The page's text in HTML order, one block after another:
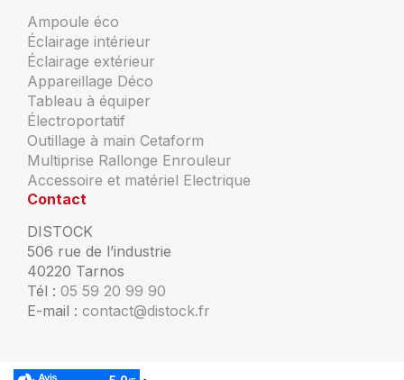
Ampoule éco
Éclairage intérieur
Éclairage extérieur
Appareillage Déco
Tableau à équiper
Électroportatif
Outillage à main Cetaform
Multiprise Rallonge Enrouleur
Accessoire et matériel Electrique
Contact
DISTOCK
506 rue de l’industrie
40220 Tarnos
Tél : 05 59 20 99 90
E-mail : contact@distock.fr